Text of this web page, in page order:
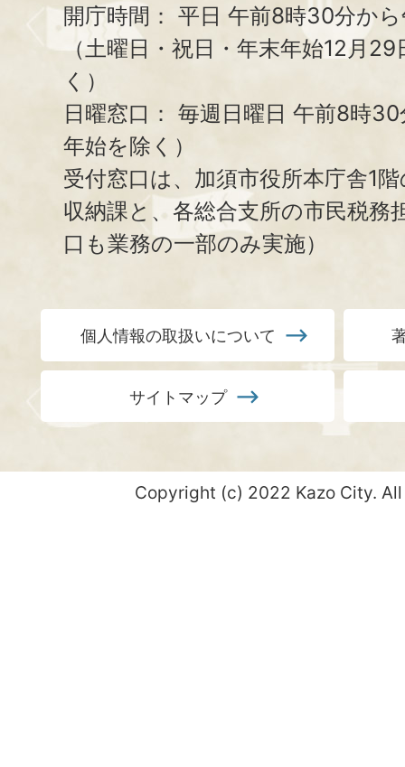
開庁時間： 平日 午前8時30分か
（土曜日・祝日・年末年始12月
く）
日曜窓口： 毎週日曜日 午前8時
年始を除く）
受付窓口は、加須市役所本庁舎1
収納課と、 各総合支所の市民税務
口も業務の一部のみ実施）
個人情報の取扱いについて
サイトマップ
Copyright (c) 2022 Kazo City.